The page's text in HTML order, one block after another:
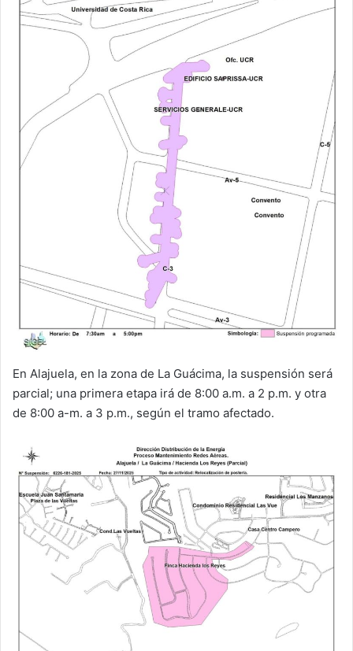
En Alajuela, en la zona de La Guácima, la suspensión será
parcial; una primera etapa irá de 8:00 a.m. a 2 p.m. y otra
de 8:00 a-m. a 3 p.m., según el tramo afectado.